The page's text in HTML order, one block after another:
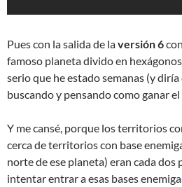
Pues con la salida de laversión 6
famoso planeta divido en
serio que he estado semanas (y
buscando y pensando como ganar
Y me cansé, porque los territorios
cerca de territorios con base
norte de ese planeta) eran cada dos
intentar entrar a esas bases